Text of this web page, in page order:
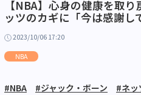
【NBA】心身の健康を取
ッツのカギに「今は感謝し
2023/10/06 17:20
NBA
#NBA #ジャック・ボーン #ネッ